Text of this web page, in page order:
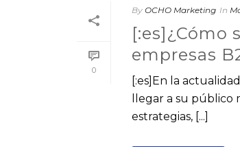
0
By OCHO Marketing In
[:es]¿Cómo
empresas
[:es]En la
llegar a su
estrategias, [...]